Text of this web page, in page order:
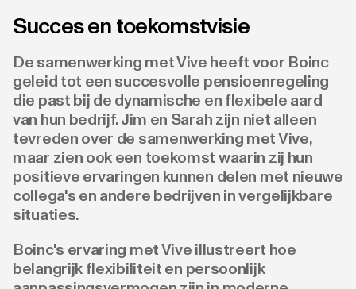
Succes en toekomstvisie
De samenwerking met Vive heeft voor Boinc
geleid tot een succesvolle pensioenregeling
die past bij de dynamische en flexibele aard
van hun bedrijf. Jim en Sarah zijn niet alleen
tevreden over de samenwerking met Vive,
maar zien ook een toekomst waarin zij hun
positieve ervaringen kunnen delen met nieuwe
collega's en andere bedrijven in vergelijkbare
situaties.
Boinc's ervaring met Vive illustreert hoe
belangrijk flexibiliteit en persoonlijk